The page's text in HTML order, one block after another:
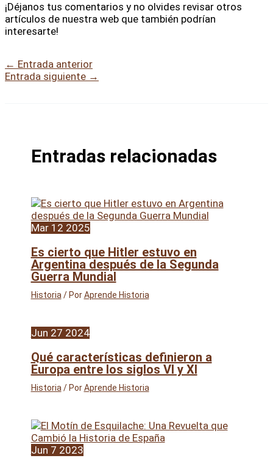
¡Déjanos tus comentarios y no olvides revisar otros
artículos de nuestra web que también podrían
interesarte!
← Entrada anterior
Entrada siguiente →
Entradas relacionadas
Mar 12 2025
Es cierto que Hitler estuvo en
Argentina después de la Segunda
Guerra Mundial
Historia/ PorAprende Historia
Jun 27 2024
Qué características definieron a
Europa entre los siglos VI y XI
Historia/ PorAprende Historia
Jun 7 2023